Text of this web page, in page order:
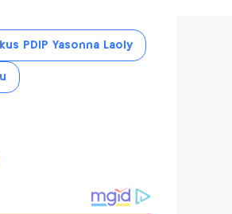
PDIP Yasonna Laoly